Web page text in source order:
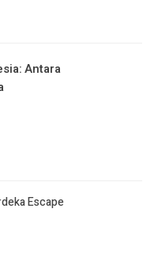
Antara
Escape